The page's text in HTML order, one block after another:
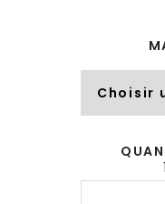
quantité